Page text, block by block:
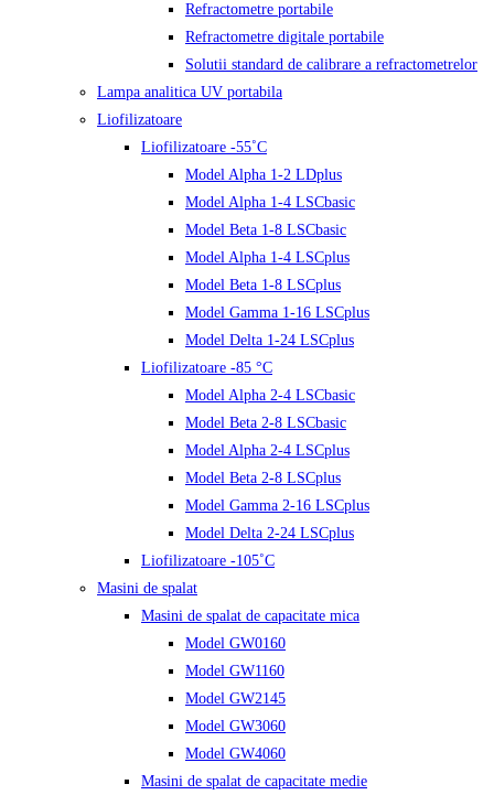
Refractometre portabile
Refractometre digitale portabile
Solutii standard de calibrare a refractometrelor
Lampa analitica UV portabila
Liofilizatoare
Liofilizatoare -55˚C
Model Alpha 1-2 LDplus
Model Alpha 1-4 LSCbasic
Model Beta 1-8 LSCbasic
Model Alpha 1-4 LSCplus
Model Beta 1-8 LSCplus
Model Gamma 1-16 LSCplus
Model Delta 1-24 LSCplus
Liofilizatoare -85 °C
Model Alpha 2-4 LSCbasic
Model Beta 2-8 LSCbasic
Model Alpha 2-4 LSCplus
Model Beta 2-8 LSCplus
Model Gamma 2-16 LSCplus
Model Delta 2-24 LSCplus
Liofilizatoare -105˚C
Masini de spalat
Masini de spalat de capacitate mica
Model GW0160
Model GW1160
Model GW2145
Model GW3060
Model GW4060
Masini de spalat de capacitate medie